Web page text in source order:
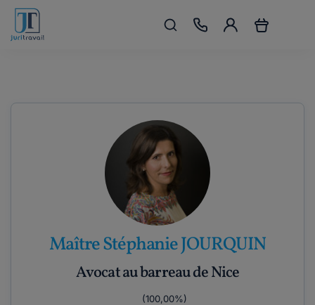
Maître Stéphanie JOURQUIN
Avocat au barreau de Nice
(100,00%)